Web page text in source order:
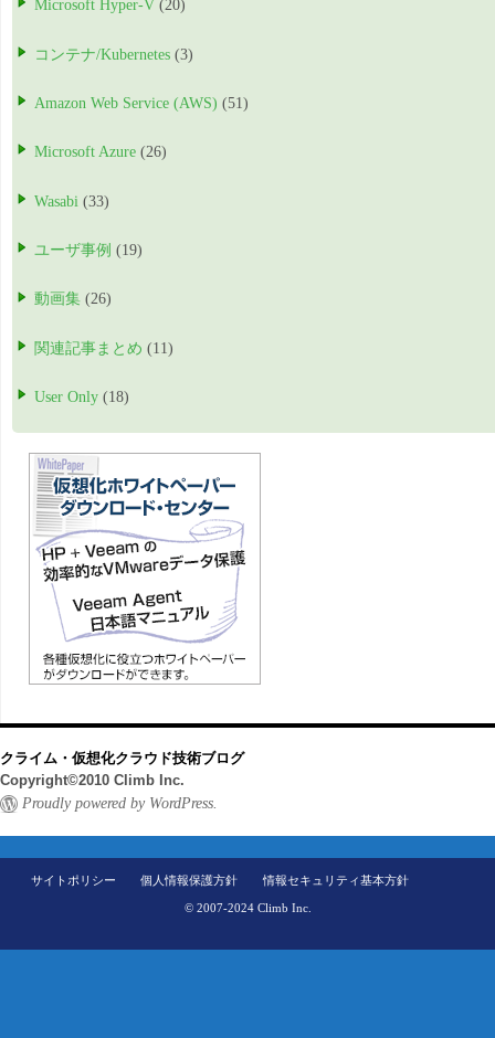
Microsoft Hyper-V (20)
コンテナ/Kubernetes (3)
Amazon Web Service (AWS) (51)
Microsoft Azure (26)
Wasabi (33)
ユーザ事例 (19)
動画集 (26)
関連記事まとめ (11)
User Only (18)
クライム・仮想化クラウド技術ブログ
Copyright©2010 Climb Inc.
Proudly powered by WordPress.
サイトポリシー 個人情報保護方針 情報セキュリティ基本方針
© 2007-2024 Climb Inc.